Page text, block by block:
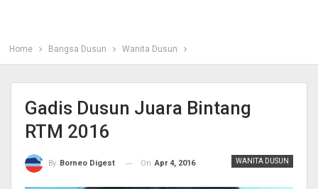
Home Bangsa Dusun Wanita Dusun
Gadis Dusun Juara Bintang
RTM 2016
WANITA DUSUN
By Borneo Digest On Apr 4, 2016